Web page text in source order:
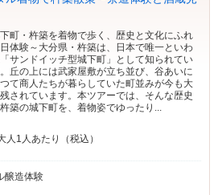
町・杵築を着物で歩く、歴史と文化にふれ
体験～大分県・杵築は、日本で唯一といわ
サンドイッチ型城下町」として知られてい
丘の上には武家屋敷が立ち並び、谷あいに
て商人たちが暮らしていた町並みが今も大
されています。本ツアーでは、そんな歴史
築の城下町を、着物姿でゆったり...
1人あたり（税込）
醸造体験